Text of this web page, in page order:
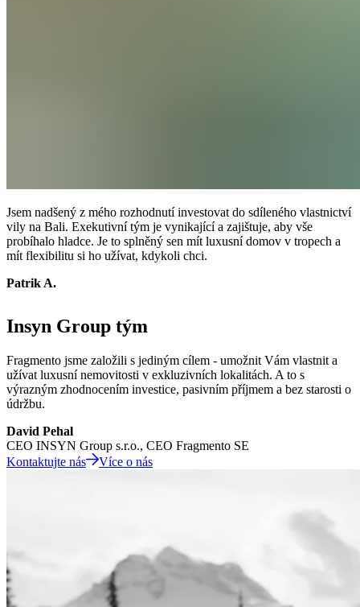
Jsem nadšený z mého rozhodnutí investovat do sdíleného vlastnictví
vily na Bali. Exekutivní tým je vynikající a zajištuje, aby vše
probíhalo hladce. Je to splněný sen mít luxusní domov v tropech a
mít flexibilitu si ho užívat, kdykoli chci.
Patrik A.
Insyn Group tým
Fragmento jsme založili s jediným cílem - umožnit Vám vlastnit a
užívat luxusní nemovitosti v exkluzivních lokalitách. A to s
výrazným zhodnocením investice, pasivním příjmem a bez starosti o
údržbu.
David Pehal
CEO INSYN Group s.r.o., CEO Fragmento SE
Kontaktujte nás
Více o nás